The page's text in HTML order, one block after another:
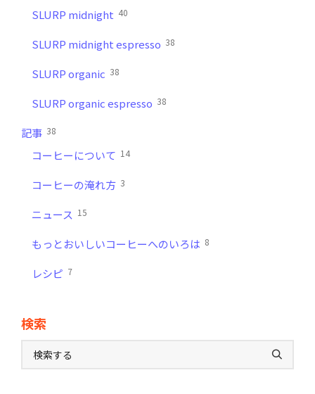
SLURP midnight 40
SLURP midnight espresso 38
SLURP organic 38
SLURP organic espresso 38
記事 38
コーヒーについて 14
コーヒーの淹れ方 3
ニュース 15
もっとおいしいコーヒーへのいろは 8
レシピ 7
検索